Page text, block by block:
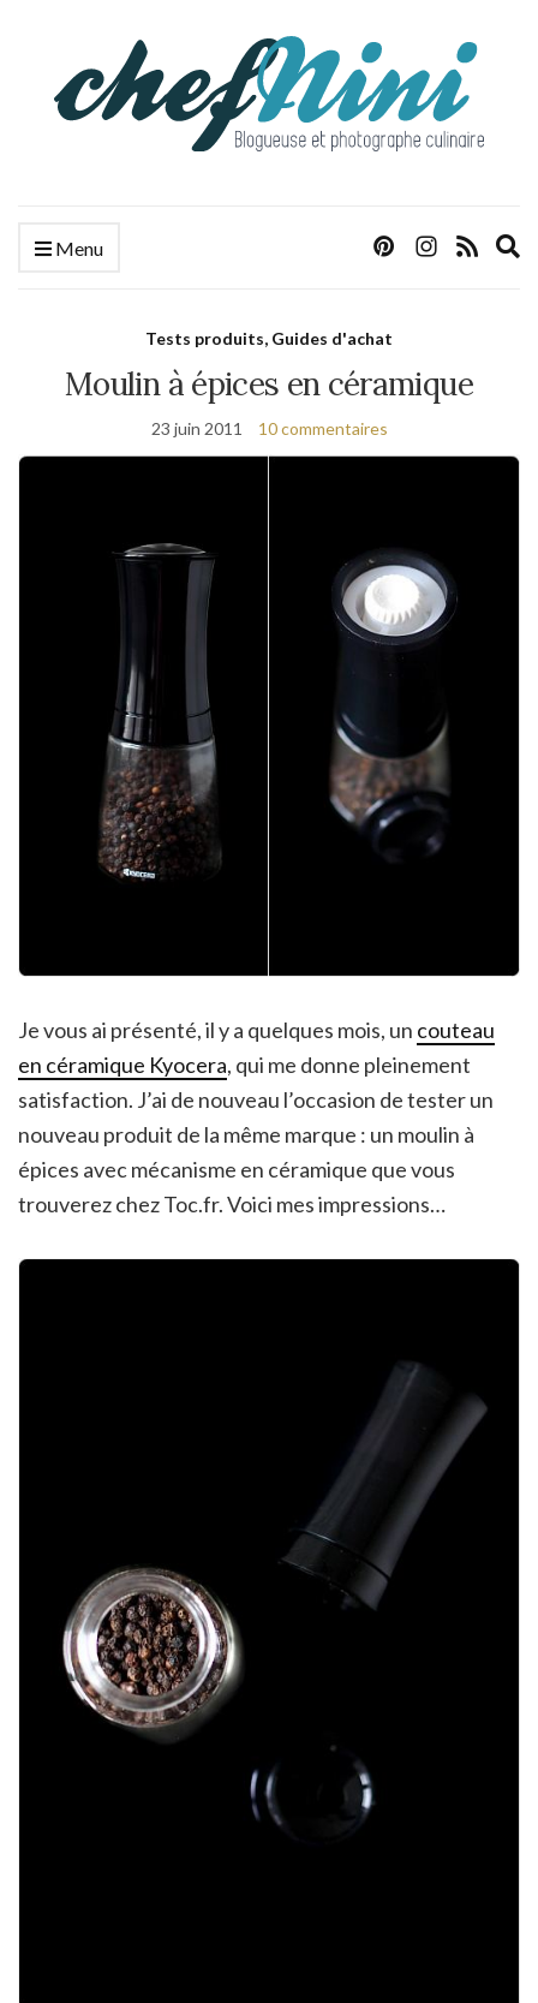
Menu
Tests produits, Guides d'achat
Moulin à épices en céramique
23 juin 2011 10 commentaires
Je vous ai présenté, il y a quelques mois, un couteau
en céramique Kyocera, qui me donne pleinement
satisfaction. J’ai de nouveau l’occasion de tester un
nouveau produit de la même marque : un moulin à
épices avec mécanisme en céramique que vous
trouverez chez Toc.fr. Voici mes impressions…